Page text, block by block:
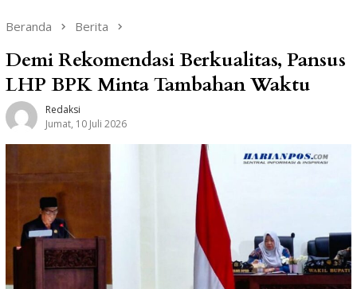
Beranda Berita
Demi Rekomendasi Berkualitas, Pansus
LHP BPK Minta Tambahan Waktu
Redaksi
Jumat, 10 Juli 2026